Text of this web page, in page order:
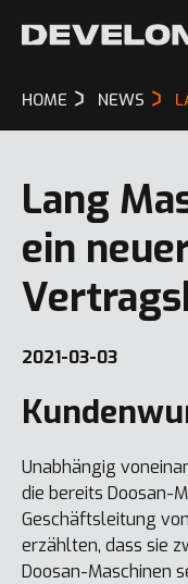
HOME NEWS
Lang
ein
2021-03-03
Unabhängig
die bereits Doosan-
Geschäftsleitung von
erzählten, dass sie
Doosan-Maschinen